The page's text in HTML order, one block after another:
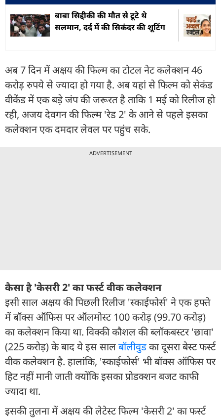
बाबा सिद्दीकी की मौत से टूटे थे
सलमान, दर्द में की सिकंदर की शूटिंग
अब 7 दिन में अक्षय की फिल्म का टोटल नेट कलेक्शन 46
करोड़ रुपये से ज्यादा हो गया है. अब यहां से फिल्म को सेकंड
वीकेंड में एक बड़े जंप की जरूरत है ताकि 1 मई को रिलीज हो
रही, अजय देवगन की फिल्म 'रेड 2' के आने से पहले इसका
कलेक्शन एक दमदार लेवल पर पहुंच सके.
ADVERTISEMENT
कैसा है 'केसरी 2' का फर्स्ट वीक कलेक्शन
इसी साल अक्षय की पिछली रिलीज 'स्काईफोर्स' ने एक हफ्ते
में बॉक्स ऑफिस पर ऑलमोस्ट 100 करोड़ (99.70 करोड़)
का कलेक्शन किया था. विक्की कौशल की ब्लॉकबस्टर 'छावा'
(225 करोड़) के बाद ये इस सालबॉलीवुडका दूसरा बेस्ट फर्स्ट
वीक कलेक्शन है. हालांकि, 'स्काईफोर्स' भी बॉक्स ऑफिस पर
हिट नहीं मानी जाती क्योंकि इसका प्रोडक्शन बजट काफी
ज्यादा था.
इसकी तुलना में अक्षय की लेटेस्ट फिल्म 'केसरी 2' का फर्स्ट